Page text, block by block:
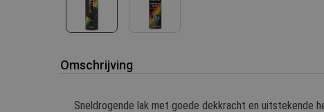
Omschrijving
Sneldrogende lak met goede dekkracht en uitstekende